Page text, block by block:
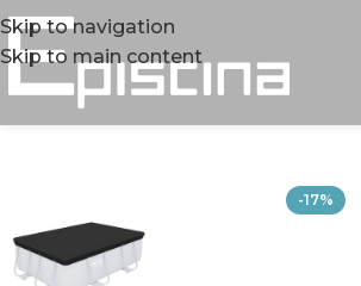
Skip to navigation
Skip to main content
-17%